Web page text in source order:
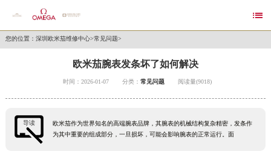

您的位置： 深圳欧米茄维修中心>常见问题>
欧米茄腕表发条坏了如何解决
时间：2026-01-07 分类： 常见问题 阅读量(9018)
导读
欧米茄作为世界知名的高端腕表品牌，其腕表的机械结构复杂精密，发条作
为其中重要的组成部分，一旦损坏，可能会影响腕表的正常运行。面